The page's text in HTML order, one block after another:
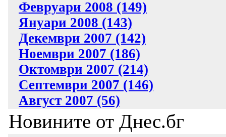
Февруари 2008 (149)
Януари 2008 (143)
Декември 2007 (142)
Ноември 2007 (186)
Октомври 2007 (214)
Септември 2007 (146)
Август 2007 (56)
Новините от Днес.бг